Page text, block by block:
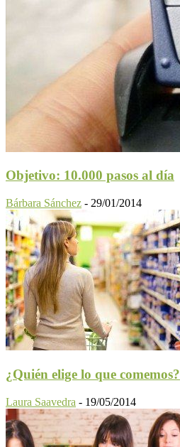
Objetivo: 10.000 pasos al día
Bárbara Sánchez - 29/01/2014
¿Quién elige lo que comemos?
Laura Saavedra - 19/05/2014